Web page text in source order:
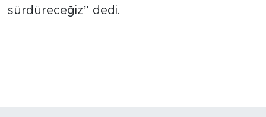
sürdüreceğiz” dedi.